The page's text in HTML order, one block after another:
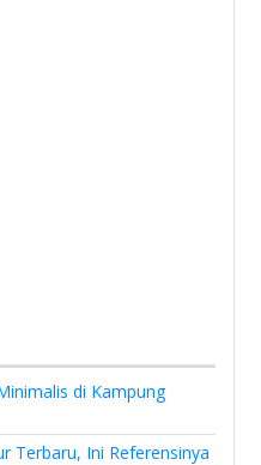
di Kampung
Terbaru, Ini Referensinya